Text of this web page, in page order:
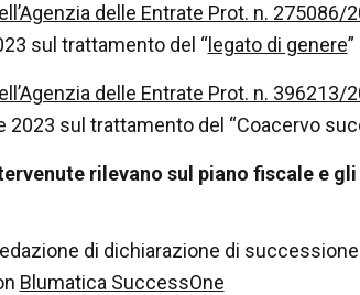
delle Entrate Prot. n. 275086/
sul trattamento del “legato di genere”
delle Entrate Prot. n. 396213/
2023 sul trattamento del “Coacervo
rilevano sul piano fiscale e
di dichiarazione di
Blumatica SuccessOne